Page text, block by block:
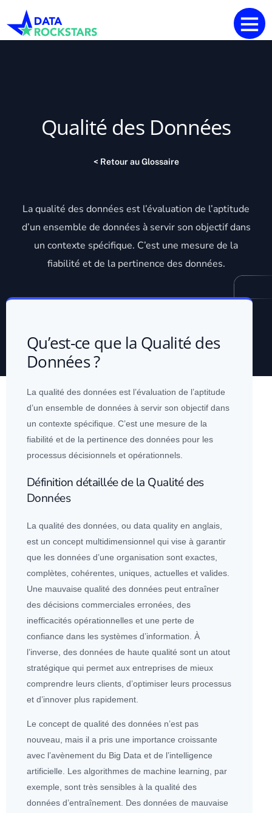
Qualité des Données
< Retour au Glossaire
La qualité des données est l’évaluation de l’aptitude
d’un ensemble de données à servir son objectif dans
un contexte spécifique. C’est une mesure de la
fiabilité et de la pertinence des données.
Qu’est-ce que la Qualité des
Données ?
La qualité des données est l’évaluation de l’aptitude
d’un ensemble de données à servir son objectif dans
un contexte spécifique. C’est une mesure de la
fiabilité et de la pertinence des données pour les
processus décisionnels et opérationnels.
Définition détaillée de la Qualité des
Données
La qualité des données , ou data quality en anglais,
est un concept multidimensionnel qui vise à garantir
que les données d’une organisation sont exactes,
complètes, cohérentes, uniques, actuelles et valides.
Une mauvaise qualité des données peut entraîner
des décisions commerciales erronées, des
inefficacités opérationnelles et une perte de
confiance dans les systèmes d’information. À
l’inverse, des données de haute qualité sont un atout
stratégique qui permet aux entreprises de mieux
comprendre leurs clients, d’optimiser leurs processus
et d’innover plus rapidement.
Le concept de qualité des données n’est pas
nouveau, mais il a pris une importance croissante
avec l’avènement du Big Data et de l’intelligence
artificielle . Les algorithmes de machine learning, par
exemple, sont très sensibles à la qualité des
données d’entraînement. Des données de mauvaise